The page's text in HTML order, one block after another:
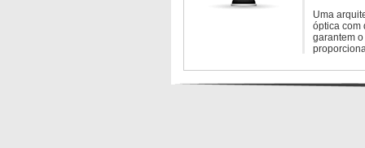
Uma
óptica com
garantem